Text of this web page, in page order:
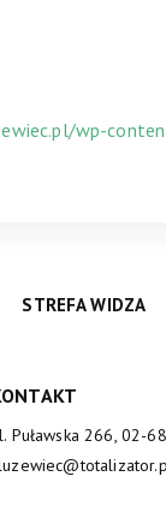
wp-
STREFA WIDZA
Puławska 266, 02-